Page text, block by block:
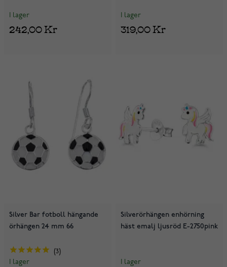
I lager
242,00 Kr
I lager
319,00 Kr
Silver Bar fotboll hängande
örhängen 24 mm 66
3
I lager
Silverörhängen enhörning
häst emalj ljusröd E-2750pink
I lager